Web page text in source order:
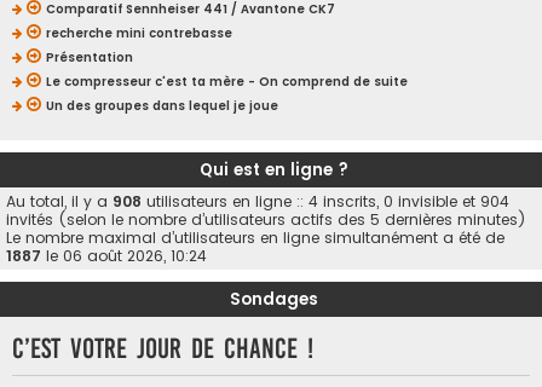
Comparatif Sennheiser 441 / Avantone CK7
recherche mini contrebasse
Présentation
Le compresseur c'est ta mère - On comprend de suite
Un des groupes dans lequel je joue
Qui est en ligne ?
Au total, il y a 908 utilisateurs en ligne :: 4 inscrits, 0 invisible et 904
invités (selon le nombre d’utilisateurs actifs des 5 dernières minutes)
Le nombre maximal d’utilisateurs en ligne simultanément a été de
1887 le 06 août 2026, 10:24
Sondages
C’est votre jour de chance !